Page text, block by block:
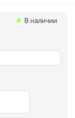
В наличии